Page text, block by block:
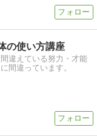
の使い方講座
違えている努力・才能
間違っています。